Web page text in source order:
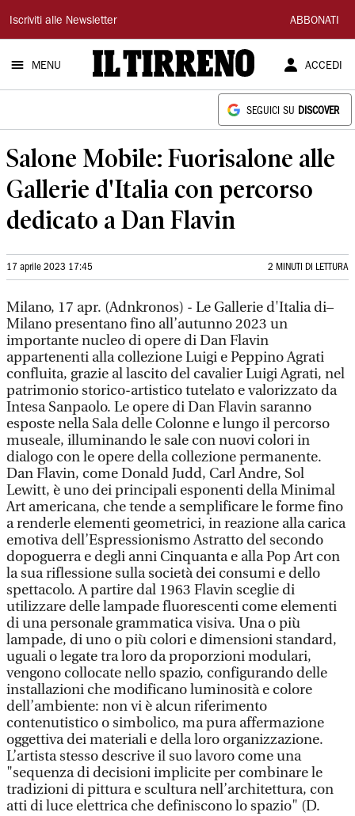
Il
Tirreno
Iscriviti alle Newsletter ABBONATI
MENU ACCEDI
SEGUICI SU DISCOVER
Salone Mobile: Fuorisalone alle
Gallerie d'Italia con percorso
dedicato a Dan Flavin
17 aprile 2023 17:45 2 MINUTI DI LETTURA
Milano, 17 apr. (Adnkronos) - Le Gallerie d'Italia di–
Milano presentano fino all’autunno 2023 un
importante nucleo di opere di Dan Flavin
appartenenti alla collezione Luigi e Peppino Agrati
confluita, grazie al lascito del cavalier Luigi Agrati, nel
patrimonio storico-artistico tutelato e valorizzato da
Intesa Sanpaolo. Le opere di Dan Flavin saranno
esposte nella Sala delle Colonne e lungo il percorso
museale, illuminando le sale con nuovi colori in
dialogo con le opere della collezione permanente.
Dan Flavin, come Donald Judd, Carl Andre, Sol
Lewitt, è uno dei principali esponenti della Minimal
Art americana, che tende a semplificare le forme fino
a renderle elementi geometrici, in reazione alla carica
emotiva dell’Espressionismo Astratto del secondo
dopoguerra e degli anni Cinquanta e alla Pop Art con
la sua riflessione sulla società dei consumi e dello
spettacolo. A partire dal 1963 Flavin sceglie di
utilizzare delle lampade fluorescenti come elementi
di una personale grammatica visiva. Una o più
lampade, di uno o più colori e dimensioni standard,
uguali o legate tra loro da proporzioni modulari,
vengono collocate nello spazio, configurando delle
installazioni che modificano luminosità e colore
dell’ambiente: non vi è alcun riferimento
contenutistico o simbolico, ma pura affermazione
oggettiva dei materiali e della loro organizzazione.
L’artista stesso descrive il suo lavoro come una
"sequenza di decisioni implicite per combinare le
tradizioni di pittura e scultura nell’architettura, con
atti di luce elettrica che definiscono lo spazio" (D.